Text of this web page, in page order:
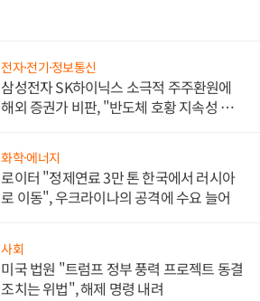
전자·전기·정보통신
삼성전자 SK하이닉스 소극적 주주환원에
해외 증권가 비판, "반도체 호황 지속성 의
화학·에너지
로이터 "정제연료 3만 톤 한국에서 러시아
로 이동", 우크라이나의 공격에 수요 늘어
사회
미국 법원 "트럼프 정부 풍력 프로젝트 동결
조치는 위법", 해제 명령 내려